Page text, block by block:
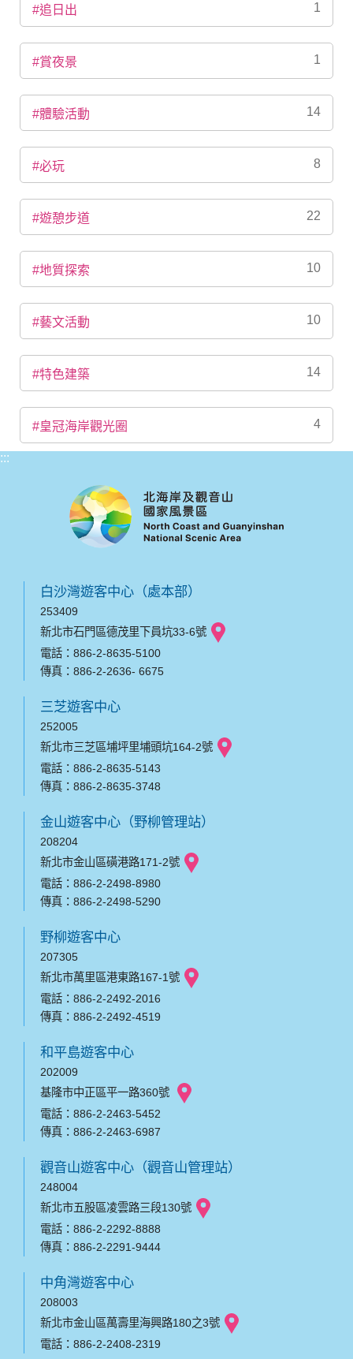
#追日出 1
#賞夜景 1
#體驗活動 14
#必玩 8
#遊憩步道 22
#地質探索 10
#藝文活動 10
#特色建築 14
#皇冠海岸觀光圈 4
:::
白沙灣遊客中心（處本部）
253409
新北市石門區德茂里下員坑33-6號
電話：886-2-8635-5100
傳真：886-2-2636- 6675
三芝遊客中心
252005
新北市三芝區埔坪里埔頭坑164-2號
電話：886-2-8635-5143
傳真：886-2-8635-3748
金山遊客中心（野柳管理站）
208204
新北市金山區磺港路171-2號
電話：886-2-2498-8980
傳真：886-2-2498-5290
野柳遊客中心
207305
新北市萬里區港東路167-1號
電話：886-2-2492-2016
傳真：886-2-2492-4519
和平島遊客中心
202009
基隆市中正區平一路360號
電話：886-2-2463-5452
傳真：886-2-2463-6987
觀音山遊客中心（觀音山管理站）
248004
新北市五股區凌雲路三段130號
電話：886-2-2292-8888
傳真：886-2-2291-9444
中角灣遊客中心
208003
新北市金山區萬壽里海興路180之3號
電話：886-2-2408-2319